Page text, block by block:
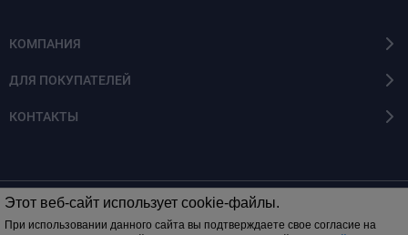
Этот веб-сайт использует cookie-файлы.
При использовании данного сайта вы подтверждаете свое согласие на
КОМПАНИЯ
ДЛЯ ПОКУПАТЕЛЕЙ
КОНТАКТЫ